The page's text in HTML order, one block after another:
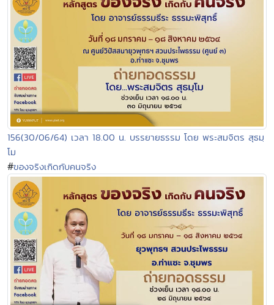
156(30/06/64) เวลา 18.00 น. บรรยายธรรม โดย พระสมจิตร สุธมฺ
โม
#ของจริงเกิดกับคนจริง